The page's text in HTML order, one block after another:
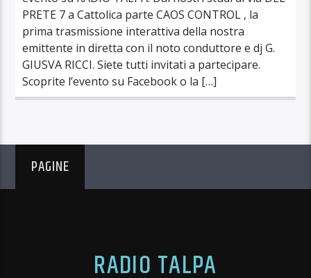
PRETE 7 a Cattolica parte CAOS CONTROL , la
prima trasmissione interattiva della nostra
emittente in diretta con il noto conduttore e dj G.
GIUSVA RICCI. Siete tutti invitati a partecipare.
Scoprite l’evento su Facebook o la […]
PAGINE
RADIO TALPA